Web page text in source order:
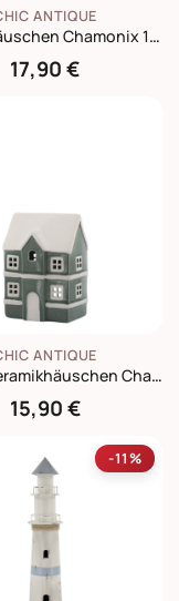
ANTIQUE
Keramikhäuschen Chamonix 10 Lichthaus für Teelicht
17,90 €
ANTIQUE
Kleines Keramikhäuschen Chamonix
15,90 €
-11%